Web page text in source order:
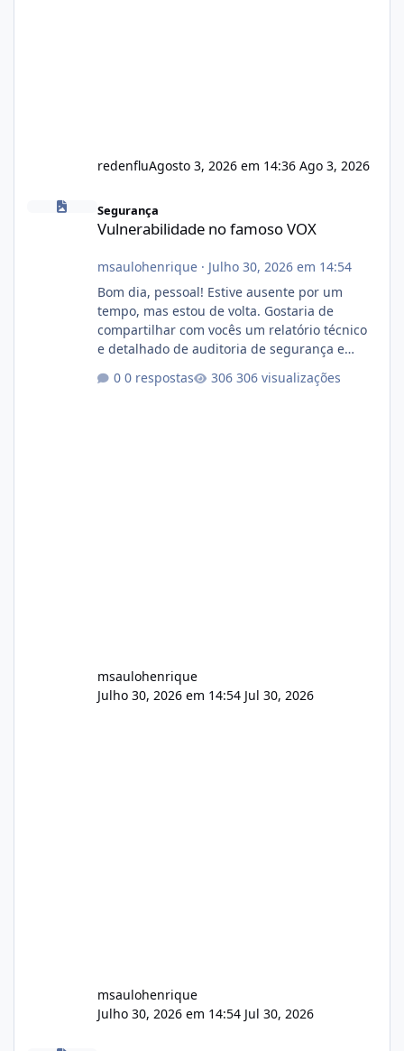
redenfluAgosto 3, 2026 em 14:36 Ago 3, 2026
Vulnerabilidade no famoso VOX
Segurança
Vulnerabilidade no famoso VOX
msaulohenrique· Julho 30, 2026 em 14:54
Bom dia, pessoal! Estive ausente por um
tempo, mas estou de volta. Gostaria de
compartilhar com vocês um relatório técnico
e detalhado de auditoria de segurança e
atualmente em circulação e comercialização
0 respostas 306 visualizações
msaulohenrique
Julho 30, 2026 em 14:54 Jul 30, 2026
msaulohenrique
Julho 30, 2026 em 14:54 Jul 30, 2026